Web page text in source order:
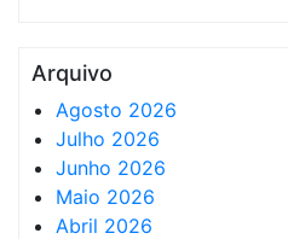
Arquivo
Agosto 2026
Julho 2026
Junho 2026
Maio 2026
Abril 2026